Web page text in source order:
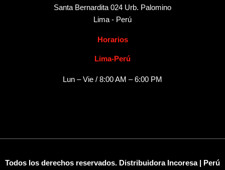
Santa Bernardita 024 Urb. Palomino
Lima - Perú
Horarios
Lima-Perú
Lun – Vie / 8:00 AM – 6:00 PM
Todos los derechos reservados. Distribuidora Incoresa | Perú